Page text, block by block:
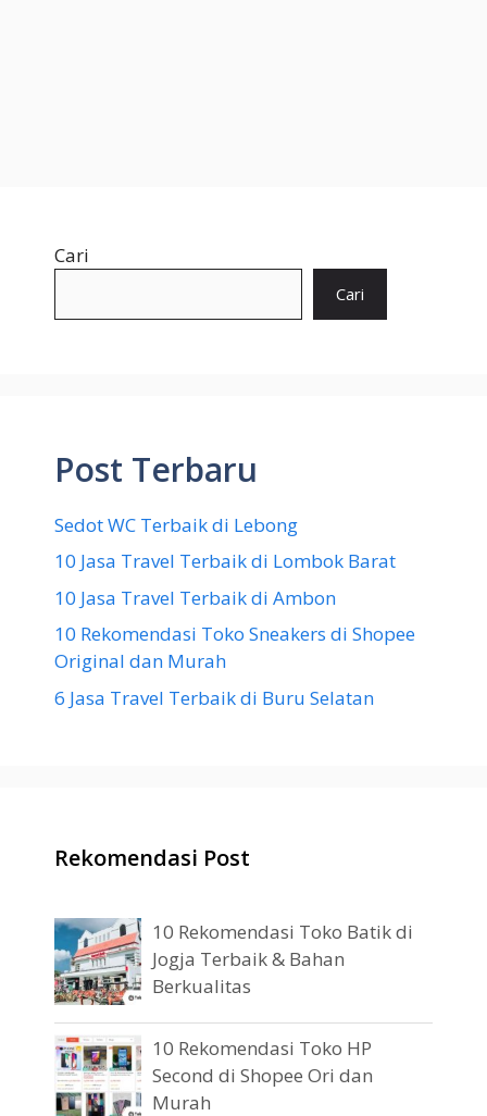
Cari
Cari
Post Terbaru
Sedot WC Terbaik di Lebong
10 Jasa Travel Terbaik di Lombok Barat
10 Jasa Travel Terbaik di Ambon
10 Rekomendasi Toko Sneakers di Shopee
Original dan Murah
6 Jasa Travel Terbaik di Buru Selatan
Rekomendasi Post
10 Rekomendasi Toko Batik di
Jogja Terbaik & Bahan
Berkualitas
10 Rekomendasi Toko HP
Second di Shopee Ori dan
Murah